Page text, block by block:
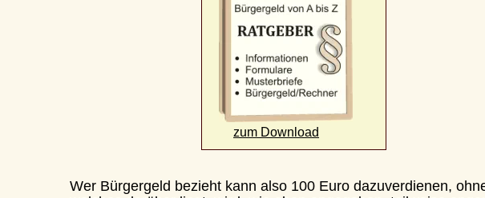
Wer Bürgergeld bezieht kann also 100 Euro dazuverdienen, ohne
zum Download